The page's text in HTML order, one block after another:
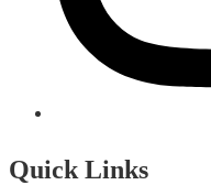
Quick Links